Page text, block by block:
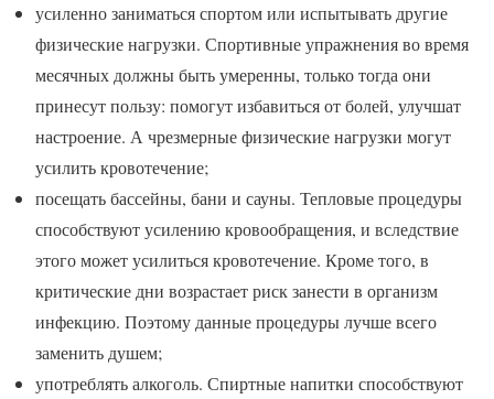
усиленно заниматься спортом или испытывать другие
физические нагрузки. Спортивные упражнения во время
месячных должны быть умеренны, только тогда они
принесут пользу: помогут избавиться от болей, улучшат
настроение. А чрезмерные физические нагрузки могут
усилить кровотечение;
посещать бассейны, бани и сауны. Тепловые процедуры
способствуют усилению кровообращения, и вследствие
этого может усилиться кровотечение. Кроме того, в
критические дни возрастает риск занести в организм
инфекцию. Поэтому данные процедуры лучше всего
заменить душем;
употреблять алкоголь. Спиртные напитки способствуют